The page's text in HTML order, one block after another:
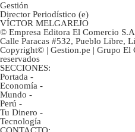
Gestión
Director Periodístico (e)
VÍCTOR MELGAREJO
© Empresa Editora El Comercio
Calle Paracas #532, Pueblo Libre,
Copyright© | Gestion.pe | Grupo El
reservados
SECCIONES:
Portada -
Economía -
Mundo -
Perú -
Tu Dinero -
Tecnología